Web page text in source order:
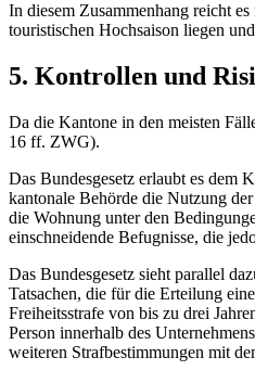
In diesem Zusammenhang reicht
touristischen Hochsaison liegen
5. Kontrollen und
Da die Kantone in den meisten
16 ff. ZWG).
Das Bundesgesetz erlaubt es dem
kantonale Behörde die Nutzung
die Wohnung unter den
einschneidende Befugnisse, die
Das Bundesgesetz sieht parallel
Tatsachen, die für die Erteilung
Freiheitsstrafe von bis zu drei
Person innerhalb des
weiteren Strafbestimmungen mit